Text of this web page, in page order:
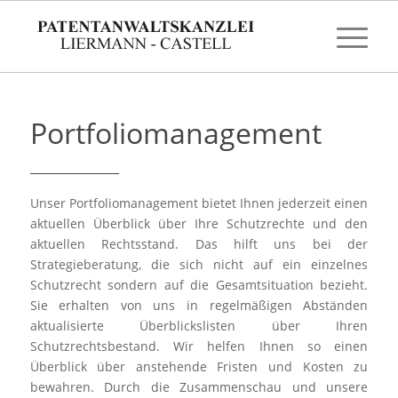
Portfoliomanagement
Unser Portfoliomanagement bietet Ihnen jederzeit einen
aktuellen Überblick über Ihre Schutzrechte und den
aktuellen Rechtsstand. Das hilft uns bei der
Strategieberatung, die sich nicht auf ein einzelnes
Schutzrecht sondern auf die Gesamtsituation bezieht.
Sie erhalten von uns in regelmäßigen Abständen
aktualisierte Überblickslisten über Ihren
Schutzrechtsbestand. Wir helfen Ihnen so einen
Überblick über anstehende Fristen und Kosten zu
bewahren. Durch die Zusammenschau und unsere